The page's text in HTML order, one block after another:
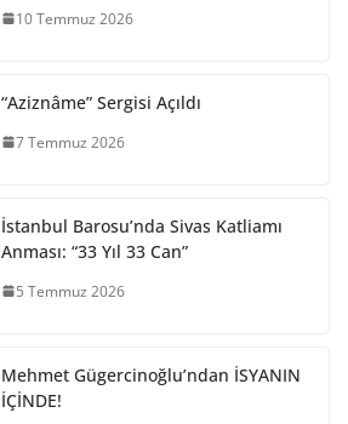
10 Temmuz 2026
“Aziznâme” Sergisi Açıldı
7 Temmuz 2026
İstanbul Barosu’nda Sivas Katliamı
Anması: “33 Yıl 33 Can”
5 Temmuz 2026
Mehmet Gügercinoğlu’ndan İSYANIN
İÇİNDE!